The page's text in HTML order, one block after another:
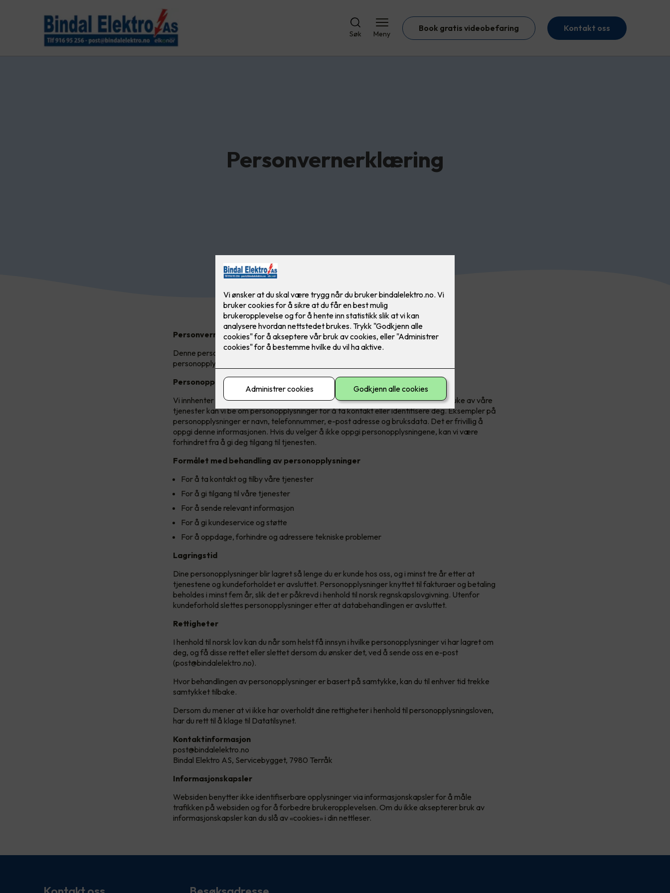
Søk Meny
Book gratis videobefaring Kontakt oss
Personvernerklæring
Personvern
Denne personvernerklæringen informerer om hvordan vi samler inn og bruker
personopplysninger når du benytter våre tjenester og om dine rettigheter.
Personopplysninger som innhentes og behandles
Vi innhenter personopplysninger for å tilby og forbedre vår tjeneste til deg. Ved bruke av våre
tjenester kan vi be om personopplysninger for å ta kontakt eller identifisere deg. Eksempler på
personopplysninger er navn, telefonnummer, e-post adresse og bruksdata. Det er frivillig å
oppgi denne informasjonen. Hvis du velger å ikke oppgi personopplysningene, kan vi være
forhindret fra å gi deg tilgang til tjenesten.
Formålet med behandling av personopplysninger
For å ta kontakt og tilby våre tjenester
For å gi tilgang til våre tjenester
For å sende relevant informasjon
For å gi kundeservice og støtte
For å oppdage, forhindre og adressere tekniske problemer
Lagringstid
Dine personopplysninger blir lagret så lenge du er kunde hos oss, og i minst tre år etter at
tjenestene og kundeforholdet er avsluttet. Personopplysninger knyttet til fakturaer og betaling
beholdes i minst fem år, slik det er påkrevd i henhold til norsk regnskapslovgivning. Utenfor
kundeforhold slettes personopplysninger etter at databehandlingen er avsluttet.
Rettigheter
I henhold til norsk lov kan du når som helst få innsyn i hvilke personopplysninger vi har lagret om
deg, og få disse rettet eller slettet dersom du ønsker det, ved å sende oss en e-post
(post@bindalelektro.no).
Hvor behandlingen av personopplysninger er basert på samtykke, kan du til enhver tid trekke
samtykket tilbake.
Dersom du mener at vi ikke har overholdt dine rettigheter i henhold til personopplysningsloven,
har du rett til å klage til Datatilsynet.
Kontaktinformasjon
post@bindalelektro.no
Bindal Elektro AS, Servicebygget, 7980 Terråk
Informasjonskapsler
Websiden benytter ikke identifiserbare opplysninger via informasjonskapsler for å måle
trafikken på websiden og for å forbedre brukeropplevelsen. Om du ikke aksepterer bruk av
informasjonskapsler kan du slå av «cookies» i din nettleser.